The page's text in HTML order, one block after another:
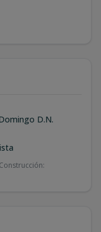
D.N.
: